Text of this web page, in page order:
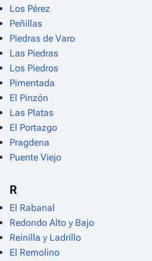
Los Pérez
Peñillas
Piedras de Varo
Las Piedras
Los Piedros
Pimentada
El Pinzón
Las Platas
El Portazgo
Pragdena
Puente Viejo
R
El Rabanal
Redondo Alto y Bajo
Reinilla y Ladrillo
El Remolino